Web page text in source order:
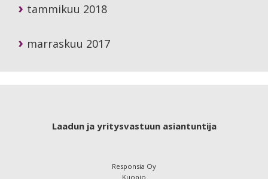
tammikuu 2018
marraskuu 2017
Laadun ja yritysvastuun asiantuntija
Responsia Oy
Kuopio